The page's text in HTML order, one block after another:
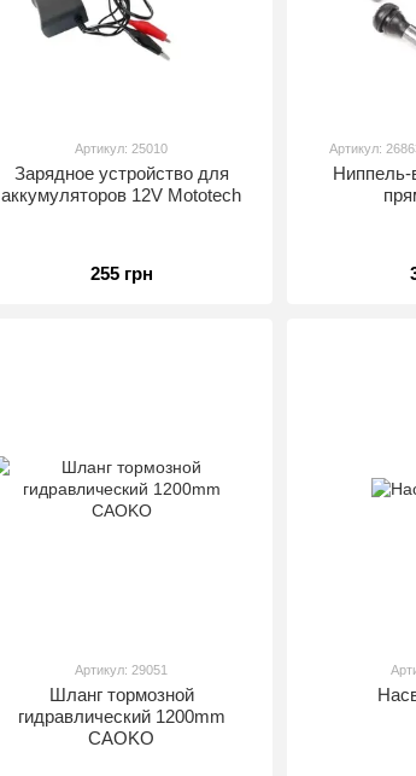
Артикул: 25010
Зарядное устройство для
аккумуляторов 12V Mototech
255 грн
Артикул:
Ниппель-
Артикул: 29051
Шланг тормозной
гидравлический 1200mm
CAOKO